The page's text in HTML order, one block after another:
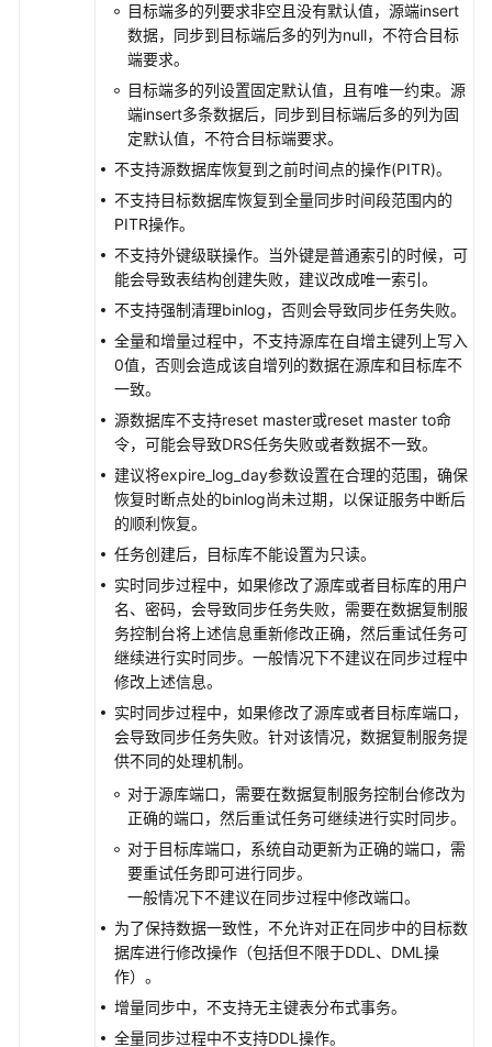
同
步
到
MySQL
将
GaussDB
集
中
式
版
同
步
Kafka
将
TaurusDB
同
步
到
MySQL
将
TaurusDB
同
步
到
GaussDB(DWS)
将
TaurusDB
同
步
到
Kafka
TaurusDB
同
步
到
Oracle
目标端多的列要求非空且没有默认值，源端insert
数据，同步到目标端后多的列为null，不符合目标
端要求。
目标端多的列设置固定默认值，且有唯一约束。源
端insert多条数据后，同步到目标端后多的列为固
定默认值，不符合目标端要求。
不支持源数据库恢复到之前时间点的操作(PITR)。
不支持目标数据库恢复到全量同步时间段范围内的
PITR操作。
不支持外键级联操作。当外键是普通索引的时候，可
能会导致表结构创建失败，建议改成唯一索引。
不支持强制清理binlog，否则会导致同步任务失败。
全量和增量过程中，不支持源库在自增主键列上写入
0值，否则会造成该自增列的数据在源库和目标库不
一致。
源数据库不支持reset master或reset master to命
令，可能会导致DRS任务失败或者数据不一致。
建议将expire_log_day参数设置在合理的范围，确保
恢复时断点处的binlog尚未过期，以保证服务中断后
的顺利恢复。
任务创建后，目标库不能设置为只读。
实时同步过程中，如果修改了源库或者目标库的用户
名、密码，会导致同步任务失败，需要在数据复制服
务控制台将上述信息重新修改正确，然后重试任务可
继续进行实时同步。一般情况下不建议在同步过程中
修改上述信息。
实时同步过程中，如果修改了源库或者目标库端口，
会导致同步任务失败。针对该情况，数据复制服务提
供不同的处理机制。
对于源库端口，需要在数据复制服务控制台修改为
正确的端口，然后重试任务可继续进行实时同步。
对于目标库端口，系统自动更新为正确的端口，需
要重试任务即可进行同步。
一般情况下不建议在同步过程中修改端口。
为了保持数据一致性，不允许对正在同步中的目标数
据库进行修改操作（包括但不限于DDL、DML操
作）。
增量同步中，不支持无主键表分布式事务。
全量同步过程中不支持DDL操作。